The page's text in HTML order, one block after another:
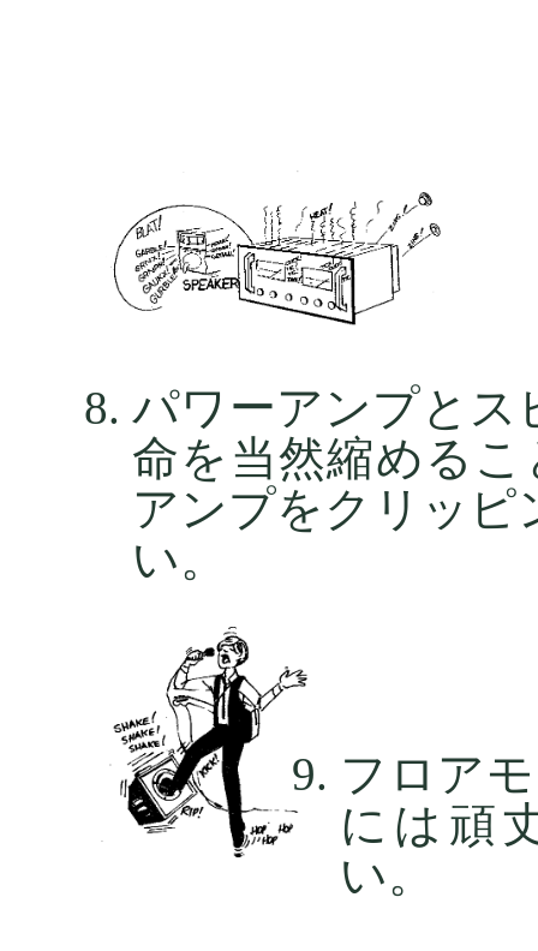
パワーアンプとス
命を当然縮める
アンプをクリッピ
い。
フロア
には頑
い。